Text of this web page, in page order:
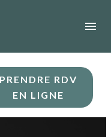
menu
PRENDRE RDV
EN LIGNE